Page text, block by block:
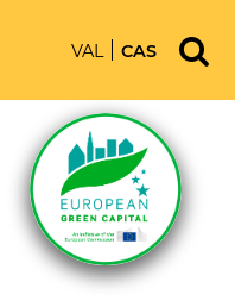
VAL CAS